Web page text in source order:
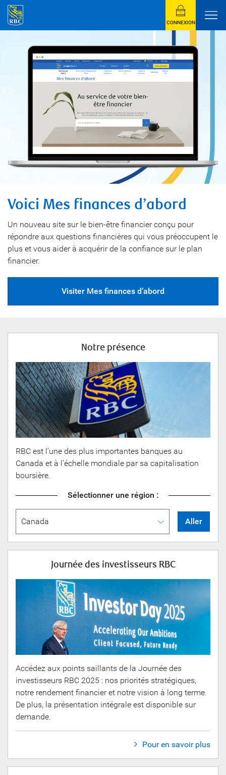
CONNEXION
Voici Mes finances d’abord
Un nouveau site sur le bien-être financier conçu pour
répondre aux questions financières qui vous préoccupent le
plus et vous aider à acquérir de la confiance sur le plan
financier.
Visiter Mes finances d’abord
Notre présence
RBC est l’une des plus importantes banques au
Canada et à l’échelle mondiale par sa capitalisation
boursière.
Sélectionner une région :
Aller
Journée des investisseurs RBC
Accédez aux points saillants de la Journée des
investisseurs RBC 2025 : nos priorités stratégiques,
notre rendement financier et notre vision à long terme.
De plus, la présentation intégrale est disponible sur
demande.
Pour en savoir plus